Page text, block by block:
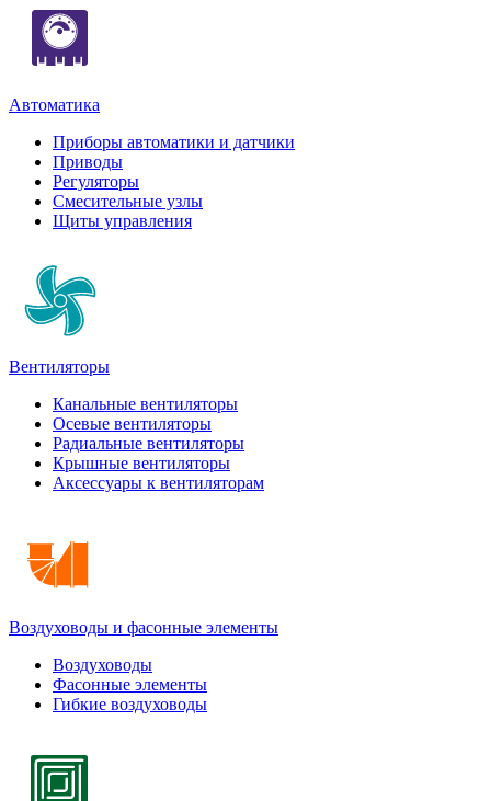
Автоматика
Приборы автоматики и датчики
Приводы
Регуляторы
Смесительные узлы
Щиты управления
Вентиляторы
Канальные вентиляторы
Осевые вентиляторы
Радиальные вентиляторы
Крышные вентиляторы
Аксессуары к вентиляторам
Воздуховоды и фасонные элементы
Воздуховоды
Фасонные элементы
Гибкие воздуховоды